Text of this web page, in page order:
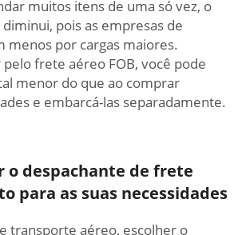
muitos itens de uma só vez, o
pois as empresas de
menos por cargas maiores.
frete aéreo FOB, você pode
menor do que ao comprar
e embarcá-las separadamente.
o despachante de frete
para as suas necessidades
transporte aéreo, escolher o